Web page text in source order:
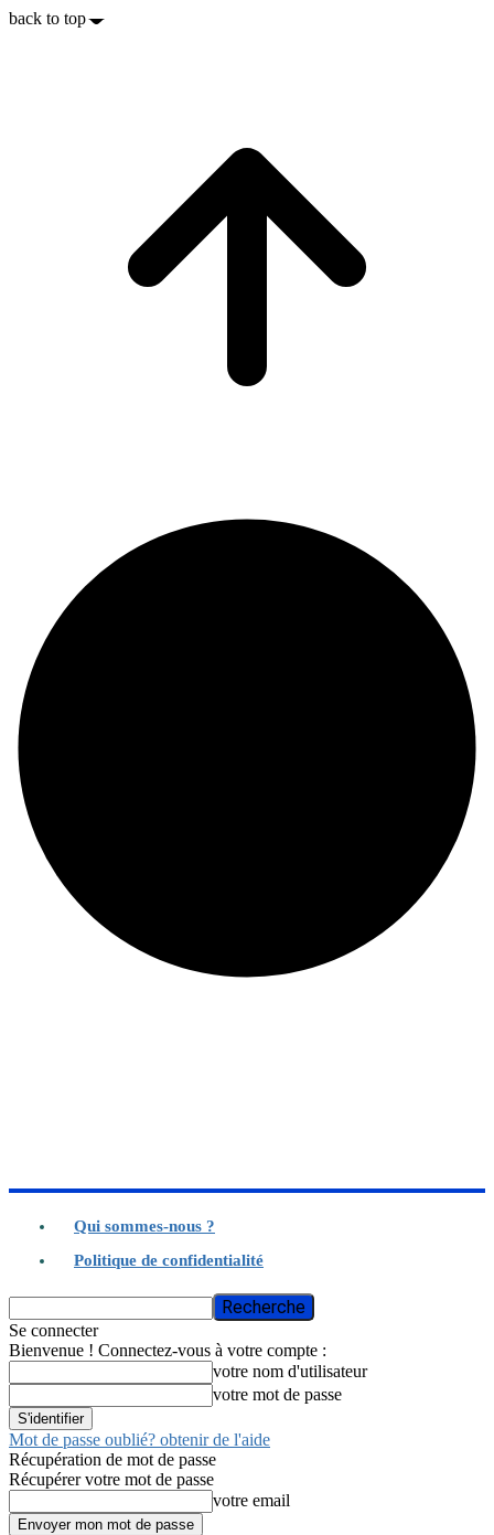
back to top
Qui sommes-nous ?
Politique de confidentialité
Se connecter
Bienvenue ! Connectez-vous à votre compte :
votre nom d'utilisateur
votre mot de passe
Mot de passe oublié? obtenir de l'aide
Récupération de mot de passe
Récupérer votre mot de passe
votre email